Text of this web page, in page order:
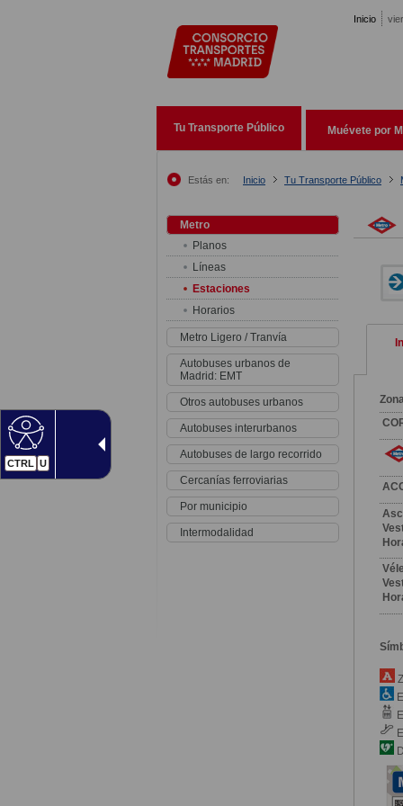
CTRL U
Inicio
Tu Transporte Público Muévete por
Estás en: Inicio Tu Transporte Público
Metro
Planos
Líneas
Estaciones
Horarios
Metro Ligero / Tranvía
Autobuses urbanos de
Madrid: EMT
Otros autobuses urbanos
Autobuses interurbanos
Autobuses de largo recorrido
Cercanías ferroviarias
Por municipio
Intermodalidad